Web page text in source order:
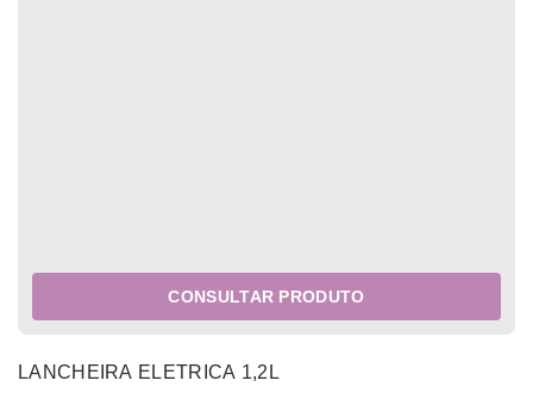
CONSULTAR PRODUTO
LANCHEIRA ELETRICA 1,2L